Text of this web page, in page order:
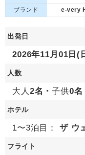
ブランド
e-very
出発日
2026年11月01日(
人数
大人 2名・子供0名
ホテル
1〜3泊目： ザ ウ
フライト